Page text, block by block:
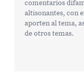
comentarios
altisonantes, con
aporten al tema,
de otros temas.